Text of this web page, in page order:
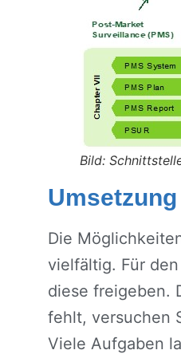
Bild:
Die
vielfältig. Für
diese freigeben.
fehlt, versuchen
Viele Aufgaben